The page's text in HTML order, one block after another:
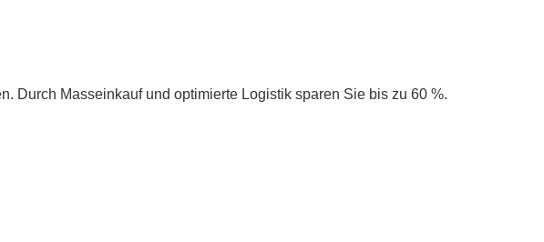
Durch Masseinkauf und optimierte Logistik sparen Sie bis zu 60 %.